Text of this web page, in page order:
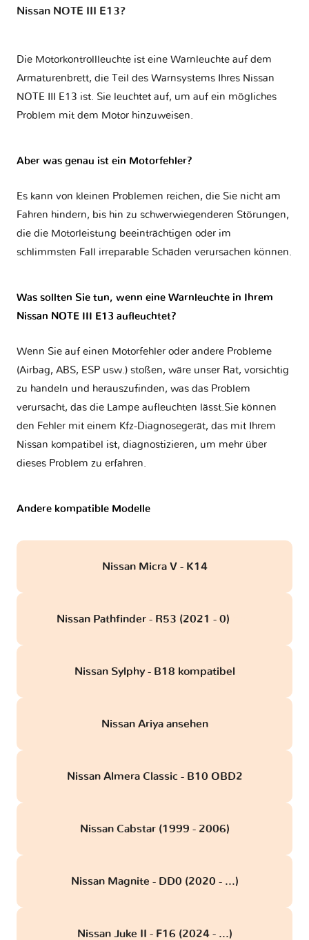
Nissan NOTE III E13?
Die Motorkontrollleuchte ist eine Warnleuchte auf dem
Armaturenbrett, die Teil des Warnsystems Ihres Nissan
NOTE III E13 ist. Sie leuchtet auf, um auf ein mögliches
Problem mit dem Motor hinzuweisen.
Aber was genau ist ein Motorfehler?
Es kann von kleinen Problemen reichen, die Sie nicht am
Fahren hindern, bis hin zu schwerwiegenderen Störungen,
die die Motorleistung beeinträchtigen oder im
schlimmsten Fall irreparable Schäden verursachen können.
Was sollten Sie tun, wenn eine Warnleuchte in Ihrem
Nissan NOTE III E13 aufleuchtet?
Wenn Sie auf einen Motorfehler oder andere Probleme
(Airbag, ABS, ESP usw.) stoßen, wäre unser Rat, vorsichtig
zu handeln und herauszufinden, was das Problem
verursacht, das die Lampe aufleuchten lässt.Sie können
den Fehler mit einem Kfz-Diagnosegerät, das mit Ihrem
Nissan kompatibel ist, diagnostizieren, um mehr über
dieses Problem zu erfahren.
Andere kompatible Modelle
Nissan Micra V - K14
Nissan Pathfinder - R53 (2021 - 0)
Nissan Sylphy - B18 kompatibel
Nissan Ariya ansehen
Nissan Almera Classic - B10 OBD2
Nissan Cabstar (1999 - 2006)
Nissan Magnite - DD0 (2020 - ...)
Nissan Juke II - F16 (2024 - ...)